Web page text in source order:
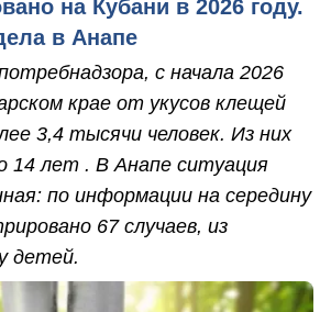
на Кубани в 2026 году.
в Анапе
с начала 2026
крае от укусов клещей
3,4 тысячи человек. Из них
14 лет . В Анапе ситуация
по информации на середину
67 случаев, из
детей.